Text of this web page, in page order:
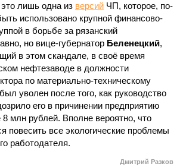
лишь одна из версий ЧП, которое, по-
использовано крупной финансово-
в борьбе за рязанский
но вице-губернатор Беленецкий,
в этом скандале, в своё время
нефтезаводе в должности
по материально-техническому
уволен после того, как руководство
его в причинении предприятию
млн рублей. Вполне вероятно, что
повесить все экологические проблемы
работодателя.
Дмитрий Разков